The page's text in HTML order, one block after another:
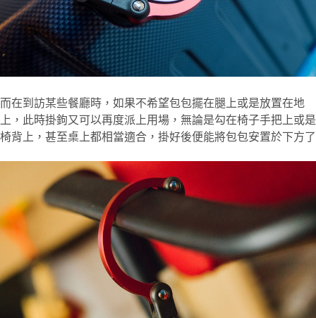
而在到訪某些餐廳時，如果不希望包包擺在腿上或是放置在地
上，此時掛鉤又可以再度派上用場，無論是勾在椅子手把上或是
椅背上，甚至桌上都相當適合，掛好後便能將包包安置於下方了